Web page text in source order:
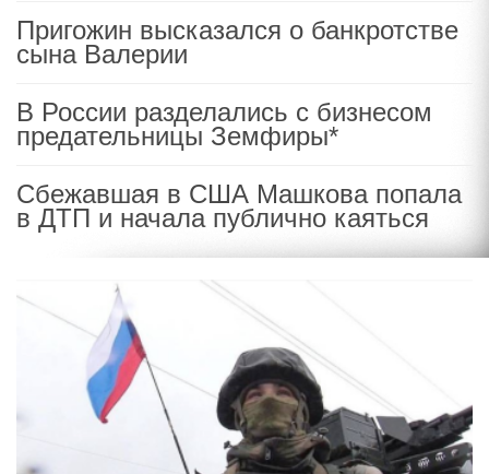
Пригожин высказался о банкротстве
сына Валерии
В России разделались с бизнесом
предательницы Земфиры*
Сбежавшая в США Машкова попала
в ДТП и начала публично каяться